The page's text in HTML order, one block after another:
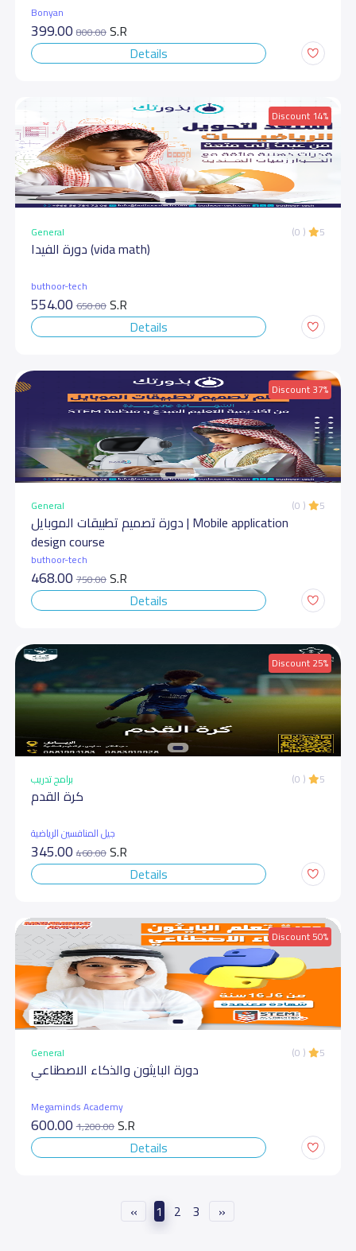
Bonyan
399.00 800.00S.R
Details
Discount 14%
General (0 ) 5
دورة الفيدا (vida math)
buthoor-tech
554.00 650.00S.R
Details
Discount 37%
General (0 ) 5
دورة تصميم تطبيقات الموبايل | Mobile application
design course
buthoor-tech
468.00 750.00S.R
Details
Discount 25%
برامج تدريب (0 ) 5
كرة القدم
جيل المنافسين الرياضية
345.00 460.00S.R
Details
Discount 50%
General (0 ) 5
دورة البايثون والذكاء الاصطناعي
Megaminds Academy
600.00 1,200.00S.R
Details
« 1 2 3 »